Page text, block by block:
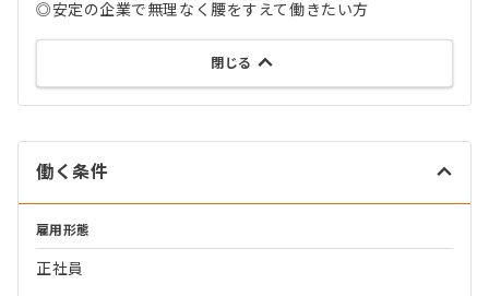
◎安定の企業で無理なく腰をすえて働きたい方
閉じる
働く条件
雇用形態
正社員